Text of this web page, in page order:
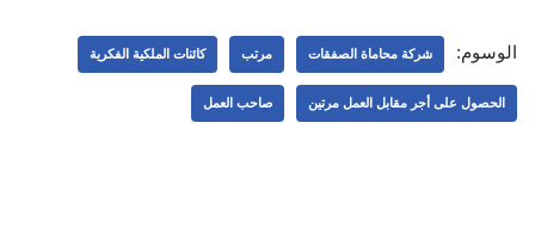
الوسوم: شركة محاماة الصفقات مرتب كائنات الملكية الفكرية
الحصول على أجر مقابل العمل مرتين صاحب العمل